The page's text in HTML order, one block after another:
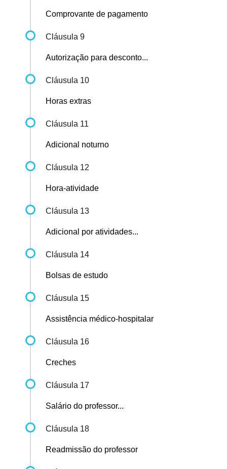
Comprovante de pagamento
Cláusula 9
Autorização para desconto...
Cláusula 10
Horas extras
Cláusula 11
Adicional noturno
Cláusula 12
Hora-atividade
Cláusula 13
Adicional por atividades...
Cláusula 14
Bolsas de estudo
Cláusula 15
Assistência médico-hospitalar
Cláusula 16
Creches
Cláusula 17
Salário do professor...
Cláusula 18
Readmissão do professor